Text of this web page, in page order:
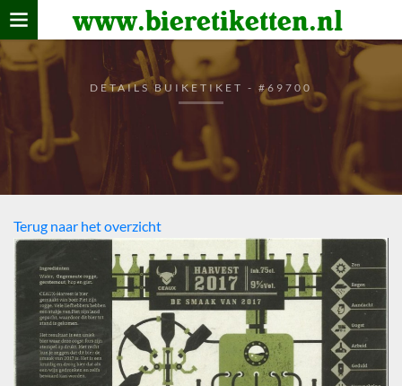
www.bieretiketten.nl
Home
verzamelen
De bierkaart
Bezoekers
DETAILS BUIKETIKET - #69700
Terug naar het overzicht